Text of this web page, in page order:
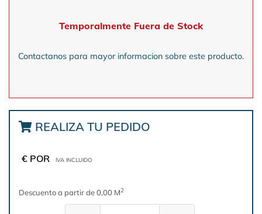
Temporalmente Fuera de Stock
Contactanos para mayor informacion sobre este producto.
REALIZA TU PEDIDO
€ POR IVA INCLUIDO
Descuento a partir de 0,00 M2